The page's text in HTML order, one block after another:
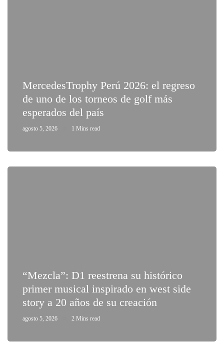
MercedesTrophy Perú 2026: el regreso
de uno de los torneos de golf más
esperados del país
agosto 5, 2026 1 Mins read
“Mezcla”: D1 reestrena su histórico
primer musical inspirado en west side
story a 20 años de su creación
agosto 5, 2026 2 Mins read